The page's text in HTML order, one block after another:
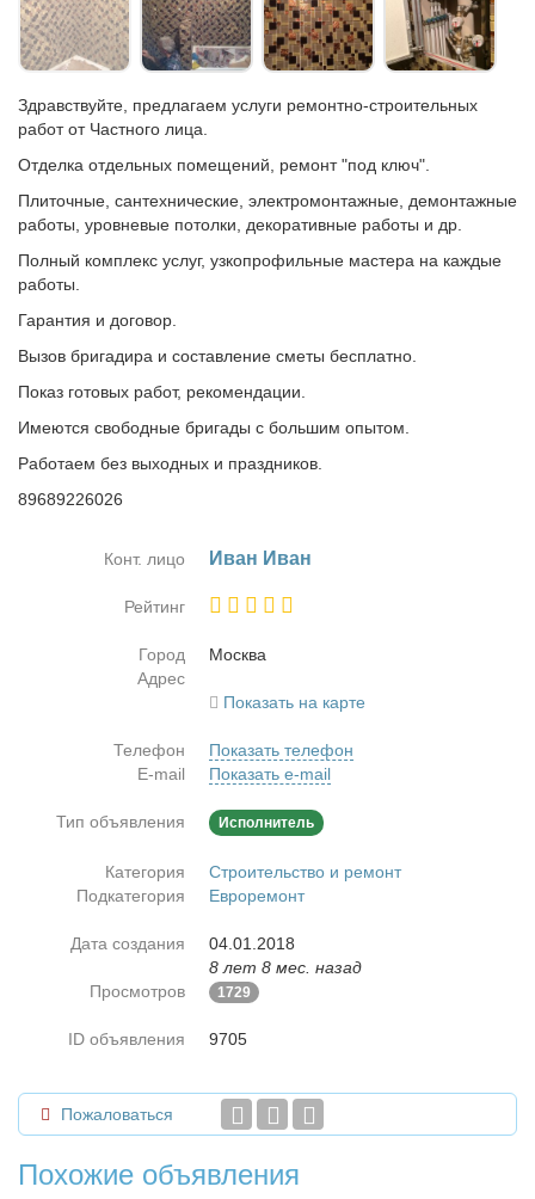
Здравствуйте, предлагаем услуги ремонтно-строительных
работ от Частного лица.
Отделка отдельных помещений, ремонт "под ключ".
Плиточные, сантехнические, электромонтажные, демонтажные
работы, уровневые потолки, декоративные работы и др.
Полный комплекс услуг, узкопрофильные мастера на каждые
работы.
Гарантия и договор.
Вызов бригадира и составление сметы бесплатно.
Показ готовых работ, рекомендации.
Имеются свободные бригады с большим опытом.
Работаем без выходных и праздников.
89689226026
Конт. лицо Иван Иван
Рейтинг
Город
Москва
Адрес
Показать на карте
Телефон
Показать телефон
E-mail
Показать e-mail
Тип объявления Исполнитель
Категория
Строительство и ремонт
Подкатегория
Евроремонт
Дата создания
04.01.2018
8 лет 8 мес. назад
Просмотров
1729
ID объявления 9705
Пожаловаться
Похожие объявления